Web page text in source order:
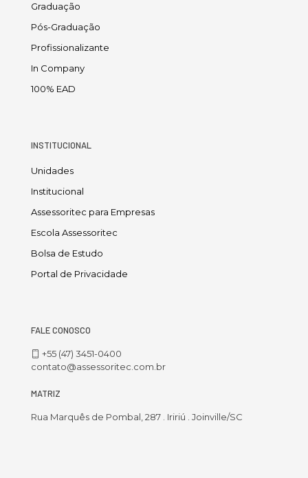
Graduação
Pós-Graduação
Profissionalizante
In Company
100% EAD
INSTITUCIONAL
Unidades
Institucional
Assessoritec para Empresas
Escola Assessoritec
Bolsa de Estudo
Portal de Privacidade
FALE CONOSCO
+55 (47) 3451-0400
contato@assessoritec.com.br
MATRIZ
Rua Marquês de Pombal, 287 . Iririú . Joinville/SC